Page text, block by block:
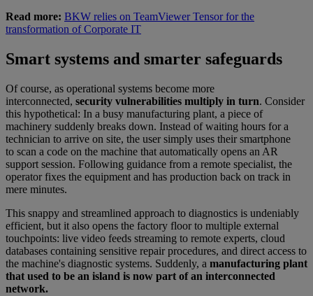
Read more: BKW relies on TeamViewer Tensor for the
transformation of Corporate IT
Smart systems and smarter safeguards
Of course, as operational systems become more
interconnected, security vulnerabilities multiply in turn. Consider
this hypothetical: In a busy manufacturing plant, a piece of
machinery suddenly breaks down. Instead of waiting hours for a
technician to arrive on site, the user simply uses their smartphone
to scan a code on the machine that automatically opens an AR
support session. Following guidance from a remote specialist, the
operator fixes the equipment and has production back on track in
mere minutes.
This snappy and streamlined approach to diagnostics is undeniably
efficient, but it also opens the factory floor to multiple external
touchpoints: live video feeds streaming to remote experts, cloud
databases containing sensitive repair procedures, and direct access to
the machine's diagnostic systems. Suddenly, a manufacturing plant
that used to be an island is now part of an interconnected
network.